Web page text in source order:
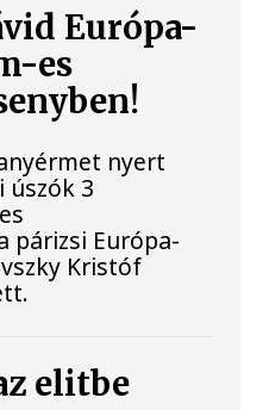
Európa-
es
nyert
úszók 3
párizsi Európa-
Kristóf
elitbe